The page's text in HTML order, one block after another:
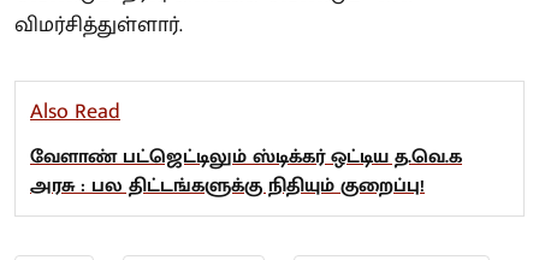
விமர்சித்துள்ளார்.
Also Read
வேளாண் பட்ஜெட்டிலும் ஸ்டிக்கர் ஒட்டிய த.வெ.க
அரசு : பல திட்டங்களுக்கு நிதியும் குறைப்பு!